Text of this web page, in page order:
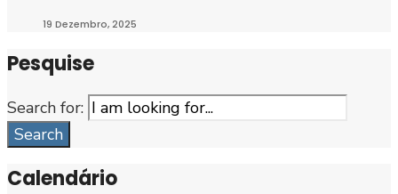
19 Dezembro, 2025
Pesquise
Search for:
Search
Calendário